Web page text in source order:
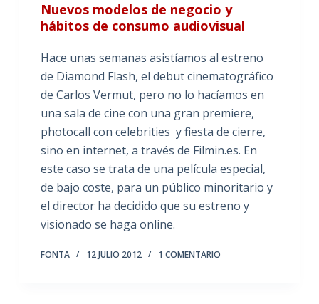
Nuevos modelos de negocio y
hábitos de consumo audiovisual
Hace unas semanas asistíamos al estreno
de Diamond Flash, el debut cinematográfico
de Carlos Vermut, pero no lo hacíamos en
una sala de cine con una gran premiere,
photocall con celebrities y fiesta de cierre,
sino en internet, a través de Filmin.es. En
este caso se trata de una película especial,
de bajo coste, para un público minoritario y
el director ha decidido que su estreno y
visionado se haga online.
FONTA 12 JULIO 2012 1 COMENTARIO